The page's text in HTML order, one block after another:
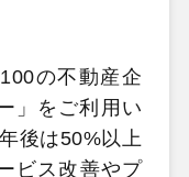
の不動産企
」をご利用い
後は50%以上
ビス改善やプ